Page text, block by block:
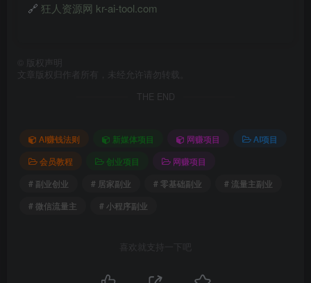
🔗 狂人资源网 kr-ai-tool.com
版权声明
文章版权归作者所有，未经允许请勿转载。
THE END
AI赚钱法则 新媒体项目 网赚项目
AI项目
会员教程
创业项目
网赚项目
# 副业创业
# 居家副业 # 零基础副业
# 流量主副业
# 微信流量主
# 小程序副业
喜欢就支持一下吧